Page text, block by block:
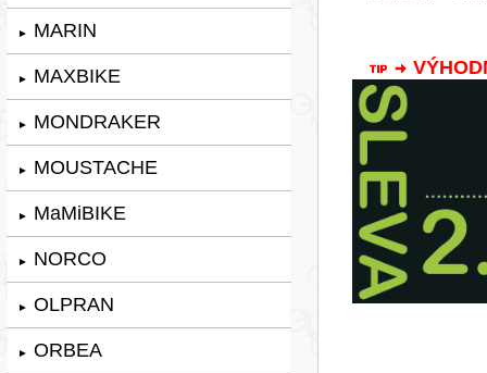
► MARIN
► MAXBIKE
► MONDRAKER
► MOUSTACHE
► MaMiBIKE
► NORCO
► OLPRAN
► ORBEA